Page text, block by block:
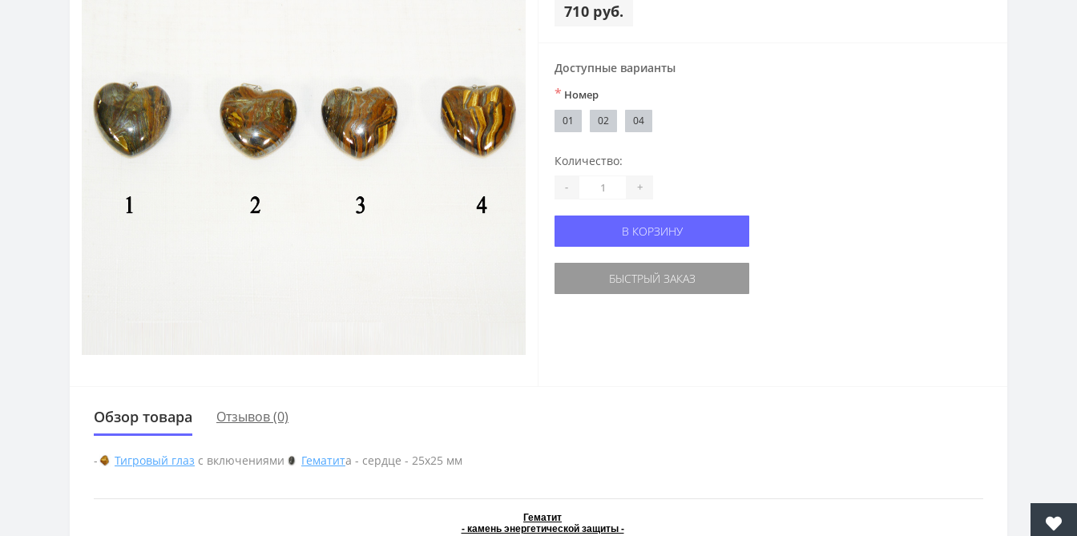
710 руб.
Доступные варианты
* Номер
01 02 04
Количество:
- +
В КОРЗИНУ
БЫСТРЫЙ ЗАКАЗ
Обзор товара Отзывов (0)
- Тигровый глаз с включениями Гематита - сердце - 25х25 мм
Гематит
- камень энергетической защиты -